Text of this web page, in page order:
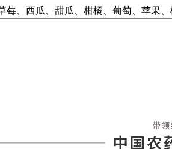
莓、西瓜、甜瓜、柑橘、葡萄、苹果